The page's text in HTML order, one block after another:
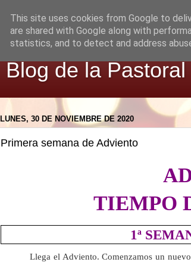
Blog de la
LUNES, 30 DE NOVIEMBRE DE 2020
Primera semana de Adviento
TIEMPO
1ª
Llega el Adviento. Comenzamos un
This site uses cookies from Google to
are shared with Google along with
statistics, and to detect and address